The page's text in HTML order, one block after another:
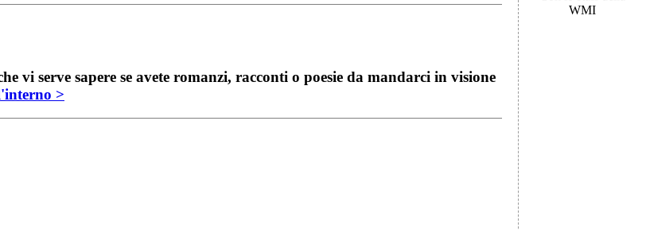
vi serve sapere se avete romanzi, racconti o poesie da mandarci in visione
>
WMI